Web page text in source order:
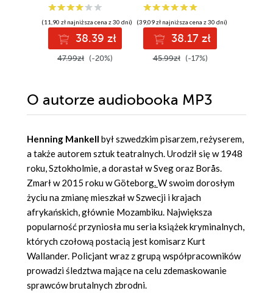
(11,90 zł najniższa cena z 30 dni)
38.39 zł
47.99zł (-20%)
(39,09 zł najniższa cena z 30 dni)
38.17 zł
45.99zł (-17%)
O autorze audiobooka MP3
Henning Mankell był szwedzkim pisarzem, reżyserem,
a także autorem sztuk teatralnych. Urodził się w 1948
roku, Sztokholmie, a dorastał w Sveg oraz Borås.
Zmarł w 2015 roku w Göteborg.W swoim dorosłym
życiu na zmianę mieszkał w Szwecji i krajach
afrykańskich, głównie Mozambiku. Największa
popularność przyniosła mu seria książek kryminalnych,
których czołową postacią jest komisarz Kurt
Wallander. Policjant wraz z grupą współpracowników
prowadzi śledztwa mające na celu zdemaskowanie
sprawców brutalnych zbrodni.